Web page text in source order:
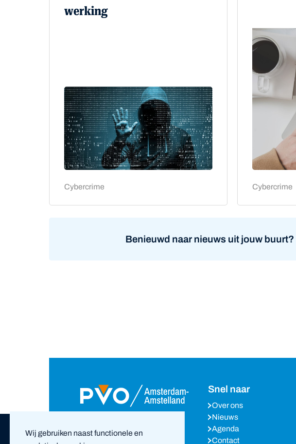
Wij gebruiken naast functionele en
werking
Cybercrime Cybercrime
Benieuwd naar nieuws uit jouw
Snel naar
Over ons
Nieuws
Agenda
Contact